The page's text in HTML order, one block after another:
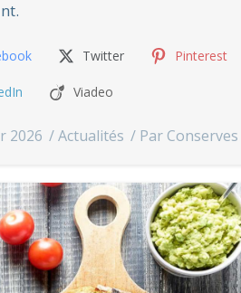
Twitter Pinterest
Viadeo
2026 Actualités Par Conserves